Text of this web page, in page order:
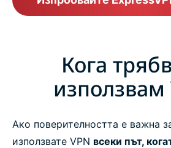
Кога
използвам
Ако поверителността е важна
използвате VPN всеки път,